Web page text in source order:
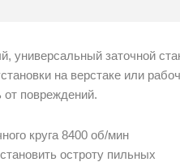
универсальный заточной
на верстаке или
повреждений.
круга 8400 об/мин
остроту пильных